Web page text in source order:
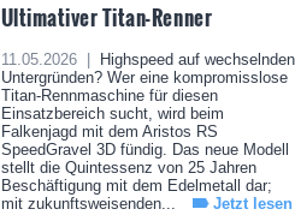
Ultimativer Titan-Renner
11.05.2026 |
Highspeed auf wechselnden
Untergründen? Wer eine kompromisslose
Titan-Rennmaschine für diesen
Einsatzbereich sucht, wird beim
Falkenjagd mit dem Aristos RS
SpeedGravel 3D fündig. Das neue Modell
stellt die Quintessenz von 25 Jahren
Beschäftigung mit dem Edelmetall dar;
mit zukunftsweisenden...
Jetzt lesen